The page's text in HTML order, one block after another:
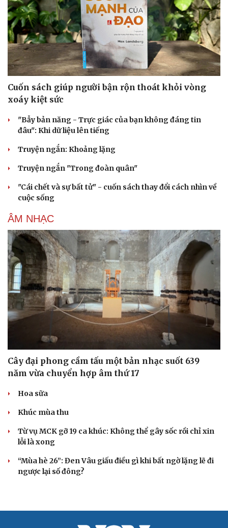
Cải chính
Cuốn sách giúp người bận rộn thoát khỏi vòng
xoáy kiệt sức
"Bẫy bản năng - Trực giác của bạn không đáng tin
đâu": Khi dữ liệu lên tiếng
Truyện ngắn: Khoảng lặng
Truyện ngắn "Trong đoàn quân"
"Cái chết và sự bất tử" - cuốn sách thay đổi cách nhìn về
cuộc sống
ÂM NHẠC
Cây đại phong cầm tấu một bản nhạc suốt 639
năm vừa chuyển hợp âm thứ 17
Hoa sữa
Khúc mùa thu
Từ vụ MCK gỡ 19 ca khúc: Không thể gây sốc rồi chỉ xin
lỗi là xong
“Mùa hè 26”: Đen Vâu giấu điều gì khi bất ngờ lặng lẽ đi
ngược lại số đông?